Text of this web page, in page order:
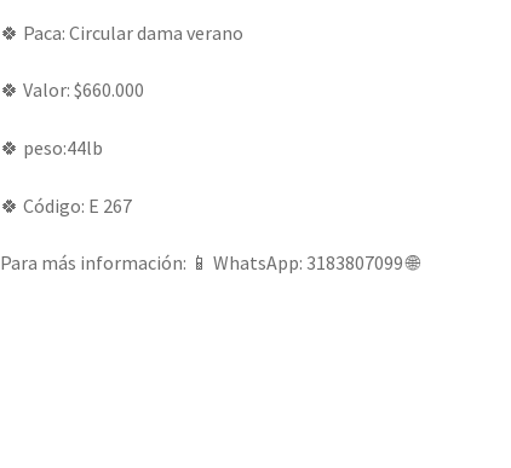
🍀 Paca: Circular dama verano
🍀 Valor: $660.000
🍀 peso:44lb
🍀 Código: E 267
Para más información: 📱 WhatsApp: 3183807099 🌐